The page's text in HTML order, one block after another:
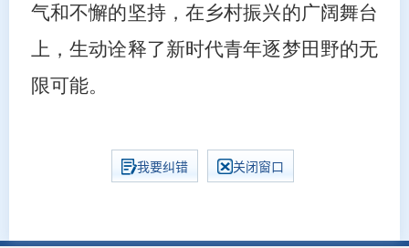
气和不懈的坚持，在乡村振兴的广阔舞台
上，生动诠释了新时代青年逐梦田野的无
限可能。
我要纠错 关闭窗口